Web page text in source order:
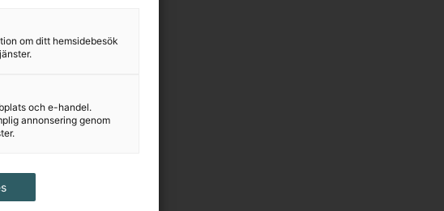
7
om ditt hemsidebesök
och e-handel.
annonsering genom